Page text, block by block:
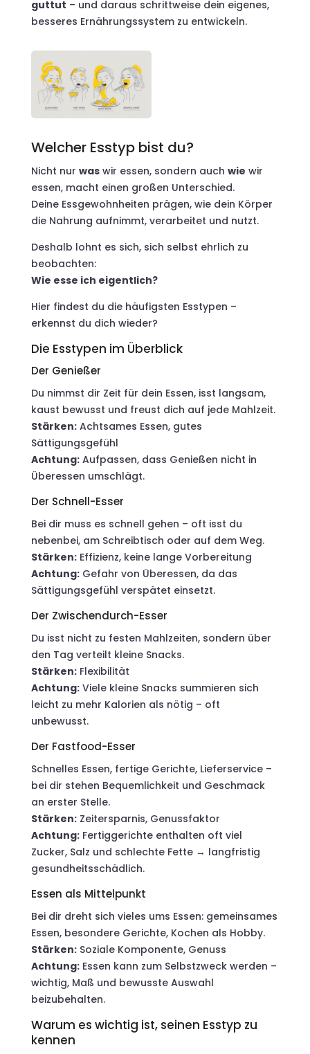
guttut – und daraus schrittweise dein eigenes,
besseres Ernährungssystem zu entwickeln.
Welcher Esstyp bist du?
Nicht nur waswir essen, sondern auch wie wir
essen, macht einen großen Unterschied.
Deine Essgewohnheiten prägen, wie dein Körper
die Nahrung aufnimmt, verarbeitet und nutzt.
Deshalb lohnt es sich, sich selbst ehrlich zu
beobachten:
Wie esse ich eigentlich?
Hier findest du die häufigsten Esstypen –
erkennst du dich wieder?
Die Esstypen im Überblick
Der Genießer
Du nimmst dir Zeit für dein Essen, isst langsam,
kaust bewusst und freust dich auf jede Mahlzeit.
Stärken:Achtsames Essen, gutes
Sättigungsgefühl
Achtung:Aufpassen, dass Genießen nicht in
Überessen umschlägt.
Der Schnell-Esser
Bei dir muss es schnell gehen – oft isst du
nebenbei, am Schreibtisch oder auf dem Weg.
Stärken:Effizienz, keine lange Vorbereitung
Achtung:Gefahr von Überessen, da das
Sättigungsgefühl verspätet einsetzt.
Der Zwischendurch-Esser
Du isst nicht zu festen Mahlzeiten, sondern über
den Tag verteilt kleine Snacks.
Stärken:Flexibilität
Achtung:Viele kleine Snacks summieren sich
leicht zu mehr Kalorien als nötig – oft
unbewusst.
Der Fastfood-Esser
Schnelles Essen, fertige Gerichte, Lieferservice –
bei dir stehen Bequemlichkeit und Geschmack
an erster Stelle.
Stärken:Zeitersparnis, Genussfaktor
Achtung:Fertiggerichte enthalten oft viel
Zucker, Salz und schlechte Fette → langfristig
gesundheitsschädlich.
Essen als Mittelpunkt
Bei dir dreht sich vieles ums Essen: gemeinsames
Essen, besondere Gerichte, Kochen als Hobby.
Stärken:Soziale Komponente, Genuss
Achtung:Essen kann zum Selbstzweck werden –
wichtig, Maß und bewusste Auswahl
beizubehalten.
Warum es wichtig ist, seinen Esstyp zu
kennen